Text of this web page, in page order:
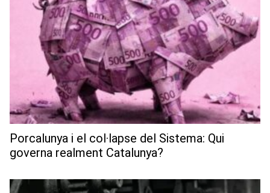
Porcalunya i el col·lapse del Sistema: Qui
governa realment Catalunya?